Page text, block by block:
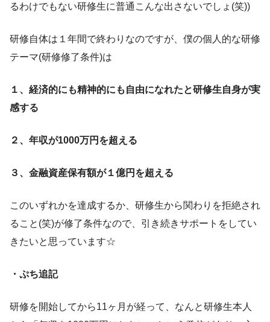
るわけでもない研修生に普通こんな出さないでしょ(笑))
研修自体は１年間で終わりなのですが、僕の個人的な研修
テーマ(研修修了条件)は
１、経済的にも精神的にも自由になれたと研修生自身が実
感する
２、年収が1000万円を超える
３、金融資産保有額が１億円を超える
このいずれかを達成するか、研修生から関わりを拒絶され
ること(笑)が修了条件なので、引き続きサポートをしてい
きたいと思っています☆
・ぷち追記
研修を開始してから11ヶ月が経って、なんと研修生本人